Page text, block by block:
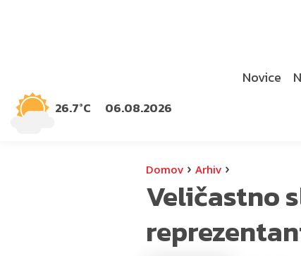
26.7°C 06.08.2026
Novice
Domov › Arhiv ›
Veličastno